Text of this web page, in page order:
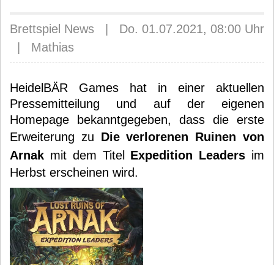
Brettspiel News | Do. 01.07.2021, 08:00 Uhr
| Mathias
HeidelBÄR Games hat in einer aktuellen
Pressemitteilung und auf der eigenen
Homepage bekanntgegeben, dass die erste
Erweiterung zu Die verlorenen Ruinen von
Arnak mit dem Titel Expedition Leaders im
Herbst erscheinen wird.